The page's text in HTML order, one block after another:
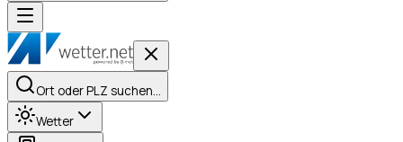
Ort oder PLZ suchen…
Wetter